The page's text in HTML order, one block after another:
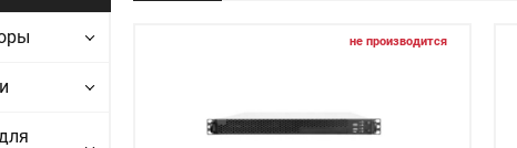
не производится